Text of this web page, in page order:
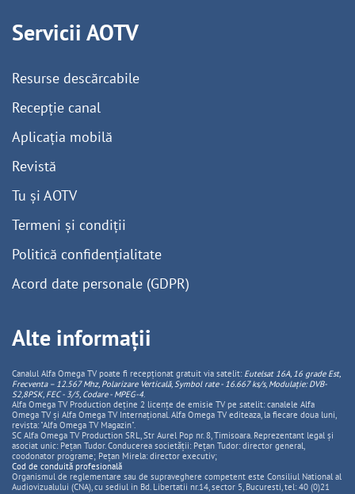
Servicii AOTV
Resurse descărcabile
Recepție canal
Aplicația mobilă
Revistă
Tu și AOTV
Termeni și condiții
Politică confidențialitate
Acord date personale (GDPR)
Alte informații
Canalul Alfa Omega TV poate fi recepționat gratuit via satelit: Eutelsat 16A, 16 grade Est,
Frecventa – 12.567 Mhz, PolarizareVerticală, Symbol rate - 16.667 ks/s, Modulație: DVB-
S2,8PSK, FEC - 3/5, Codare - MPEG-4.
Alfa Omega TV Production deține 2 licențe de emisie TV pe satelit: canalele Alfa
Omega TV și Alfa Omega TV Internațional. Alfa Omega TV editeaza, la fiecare doua luni,
revista: "Alfa Omega TV Magazin".
SC Alfa Omega TV Production SRL, Str Aurel Pop nr. 8, Timisoara. Reprezentant legal și
asociat unic: Pețan Tudor. Conducerea societății: Pețan Tudor: director general,
coodonator programe; Pețan Mirela: director executiv;
Cod de conduită profesională
Organismul de reglementare sau de supraveghere competent este Consiliul National al
Audiovizualului (CNA), cu sediul in Bd. Libertatii nr.14, sector 5, Bucuresti, tel: 40 (0)21